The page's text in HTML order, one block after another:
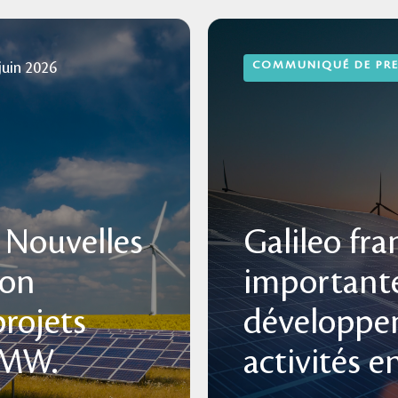
2026 COMMUNIQUÉ DE
Galileo
activités